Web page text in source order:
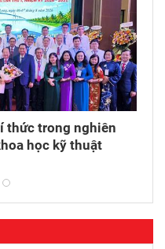
thức trong nghiên
học kỹ thuật